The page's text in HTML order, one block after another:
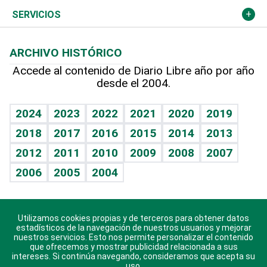
Resto del mundo
Economía personal
Podcast Arte Libre
Hablando con el pediatra
Vida y familia
Eñe
Celebrando la vida
Sin complejos
En pocas palabras
Escuchando al corazón
Economía Personal
Más deportes
Línea de hit
TBT Deportivo
Columnistas
Cambio climático
Opinión
Hecho en casa
Guía del dinero
SERVICIOS
Cumpleaños
Horóscopos
Crucigramas
ARCHIVO HISTÓRICO
Accede al contenido de Diario Libre año por año
desde el 2004.
2024 2023 2022 2021 2020
2019
2018
2017 2016 2015 2014
2013
2012
2011 2010 2009 2008
2007
2006
2005 2004
Descarga nuestras aplicaciones para Android, iOS y
sistema Huawei.
Utilizamos cookies propias y de terceros para obtener datos
estadísticos de la navegación de nuestros usuarios y mejorar
nuestros servicios. Esto nos permite personalizar el contenido
que ofrecemos y mostrar publicidad relacionada a sus
intereses. Si continúa navegando, consideramos que acepta su